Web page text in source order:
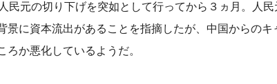
民元の切り下げを突如として行ってから３ヵ月。人
景に資本流出があることを指摘したが、中国からの
ろか悪化しているようだ。